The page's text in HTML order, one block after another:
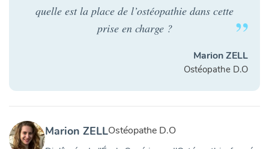
quelle est la place de l’ostéopathie dans cette
prise en charge ?
Marion ZELL
Ostéopathe D.O
Marion ZELLOstéopathe D.O